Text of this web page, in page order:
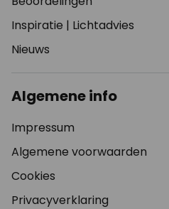
Inspiratie | Lichtadvies
Nieuws
Algemene info
Impressum
Algemene voorwaarden
Cookies
Privacyverklaring